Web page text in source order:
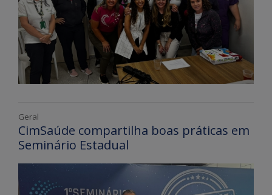
Geral
CimSaúde compartilha boas práticas em
Seminário Estadual